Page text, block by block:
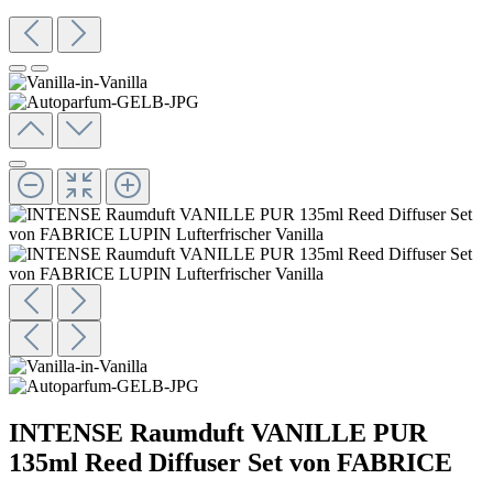
INTENSE Raumduft VANILLE PUR
135ml Reed Diffuser Set von FABRICE